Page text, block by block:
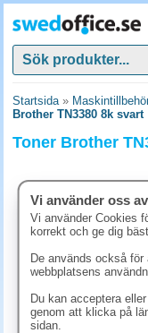
Startsida»
Brother TN3380 8k svart
Toner Brother
Vi använder oss
Vi använder Cookies
korrekt och ge dig
De används också
webbplatsens
Du kan acceptera
genom att klicka på
sidan.